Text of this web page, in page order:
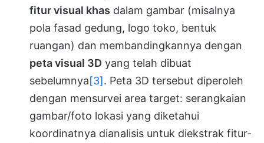
fitur visual khas dalam gambar (misalnya
pola fasad gedung, logo toko, bentuk
ruangan) dan membandingkannya dengan
peta visual 3D yang telah dibuat
sebelumnya[3]. Peta 3D tersebut diperoleh
dengan mensurvei area target: serangkaian
gambar/foto lokasi yang diketahui
koordinatnya dianalisis untuk diekstrak fitur-